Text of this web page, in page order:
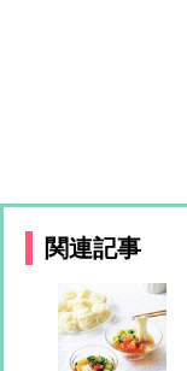
関連記事